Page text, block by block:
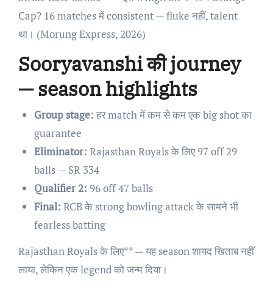
Cap? 16 matches में consistent — fluke नहीं, talent
था। (Morung Express, 2026)
Sooryavanshi की journey
— season highlights
Group stage: हर match में कम से कम एक big shot का
guarantee
Eliminator: Rajasthan Royals के लिए 97 off 29
balls — SR 334
Qualifier 2: 96 off 47 balls
Final: RCB के strong bowling attack के सामने भी
fearless batting
Rajasthan Royals के लिए** — यह season शायद खिताब नहीं
लाया, लेकिन एक legend को जन्म दिया।